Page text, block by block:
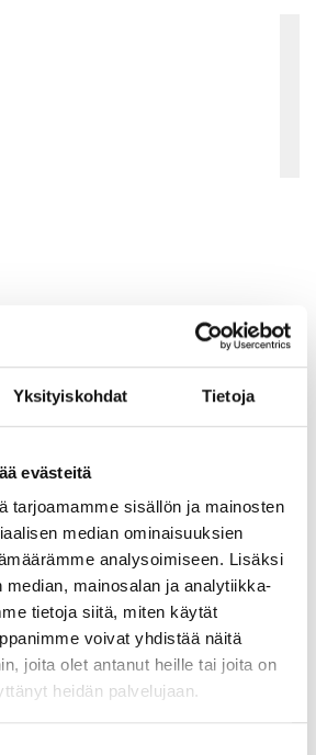
Yksityiskohdat Tietoja
evästeitä
tarjoamamme sisällön ja mainosten
median ominaisuuksien
analysoimiseen. Lisäksi
median, mainosalan ja analytiikka-
tietoja siitä, miten käytät
voivat yhdistää näitä
joita olet antanut heille tai joita on
heidän palvelujaan.
Tämä sähköpostiosoite on
Salit